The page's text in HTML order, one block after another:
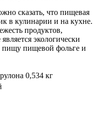
сказать, что пищевая
в кулинарии и на кухне.
продуктов,
экологически
пищу пищевой фольге и
0,534 кг